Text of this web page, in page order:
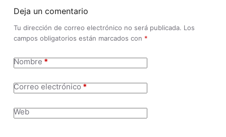
Deja un comentario
Tu dirección de correo electrónico no será publicada. Los
campos obligatorios están marcados con *
Nombre *
Correo electrónico *
Web